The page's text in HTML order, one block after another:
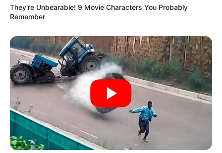
They're Unbearable! 9 Movie Characters You Probably
Remember